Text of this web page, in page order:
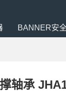
BANNER安
轴承